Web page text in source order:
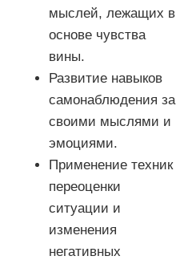
мыслей, лежащих в
основе чувства
вины.
Развитие навыков
самонаблюдения за
своими мыслями и
эмоциями.
Применение техник
переоценки
ситуации и
изменения
негативных